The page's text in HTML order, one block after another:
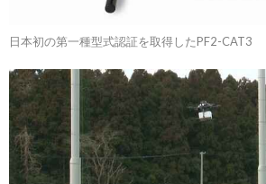
日本初の第一種型式認証を取得したPF2-CAT3